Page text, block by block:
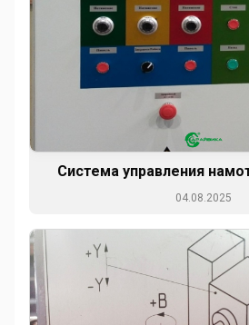
Система управления
04.08.2025